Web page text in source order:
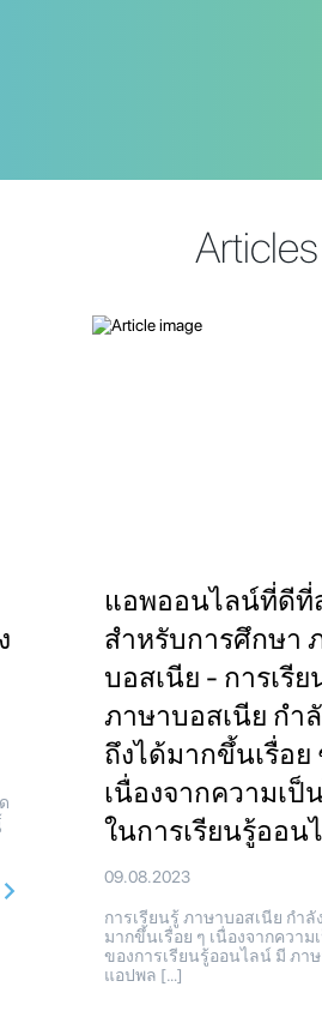
Articles
แอพออนไลน์ที่ดีที่
สำหรับการศึกษา
บอสเนีย - การเรีย
ภาษาบอสเนีย กำลั
ถึงได้มากขึ้นเรื่อย
เนื่องจากความเป็
ในการเรียนรู้ออน
09.08.2023
การเรียนรู้ ภาษาบอสเนีย กำลั
มากขึ้นเรื่อย ๆ เนื่องจากความ
ของการเรียนรู้ออนไลน์ มี ภา
แอปพล […]